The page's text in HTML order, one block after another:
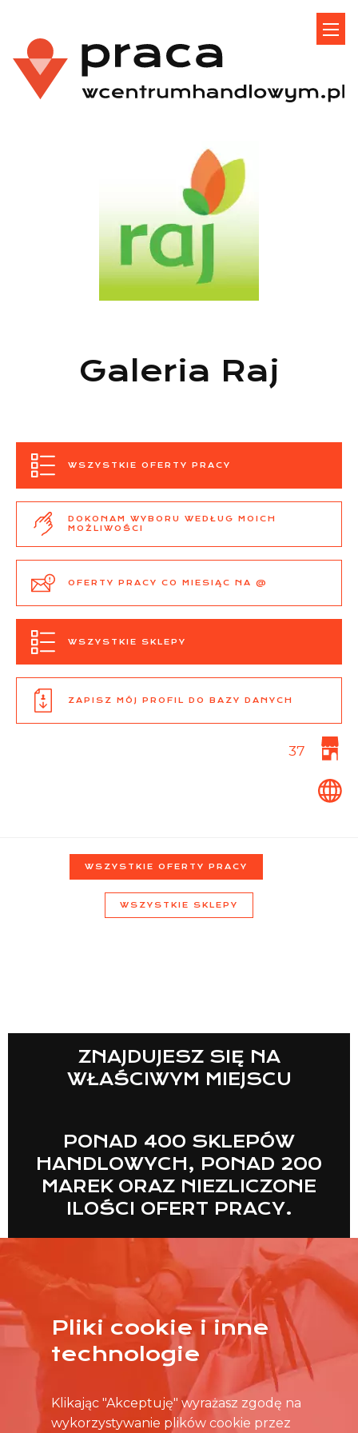
Lista CH
Galeria Raj
WSZYSTKIE OFERTY PRACY
DOKONAM WYBORU WEDŁUG MOICH
MOŻLIWOŚCI
OFERTY PRACY CO MIESIĄC NA @
WSZYSTKIE SKLEPY
ZAPISZ MÓJ PROFIL DO BAZY DANYCH
37
WSZYSTKIE OFERTY PRACY
WSZYSTKIE SKLEPY
ZNAJDUJESZ SIĘ NA
WŁAŚCIWYM MIEJSCU
PONAD 400 SKLEPÓW
HANDLOWYCH, PONAD 200
MAREK ORAZ NIEZLICZONE
ILOŚCI OFERT PRACY.
WIĘCEJ
Pliki cookie i inne
technologie
Klikając "Akceptuję" wyrażasz zgodę na
wykorzystywanie plików cookie przez